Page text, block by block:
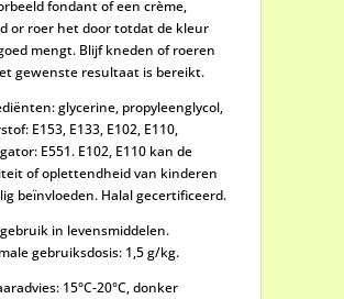
fondant of een crème,
or roer het door totdat de kleur
mengt. Blijf kneden of roeren
gewenste resultaat is bereikt.
glycerine, propyleenglycol,
E153, E133, E102, E110,
E551. E102, E110 kan de
of oplettendheid van kinderen
beïnvloeden. Halal gecertificeerd.
in levensmiddelen.
gebruiksdosis: 1,5 g/kg.
15°C-20°C, donker